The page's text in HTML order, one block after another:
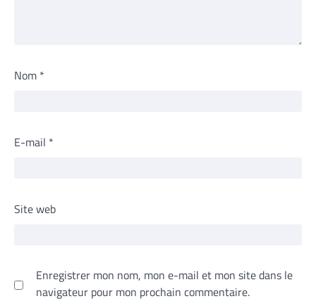
Nom *
E-mail *
Site web
Enregistrer mon nom, mon e-mail et mon site dans le
navigateur pour mon prochain commentaire.